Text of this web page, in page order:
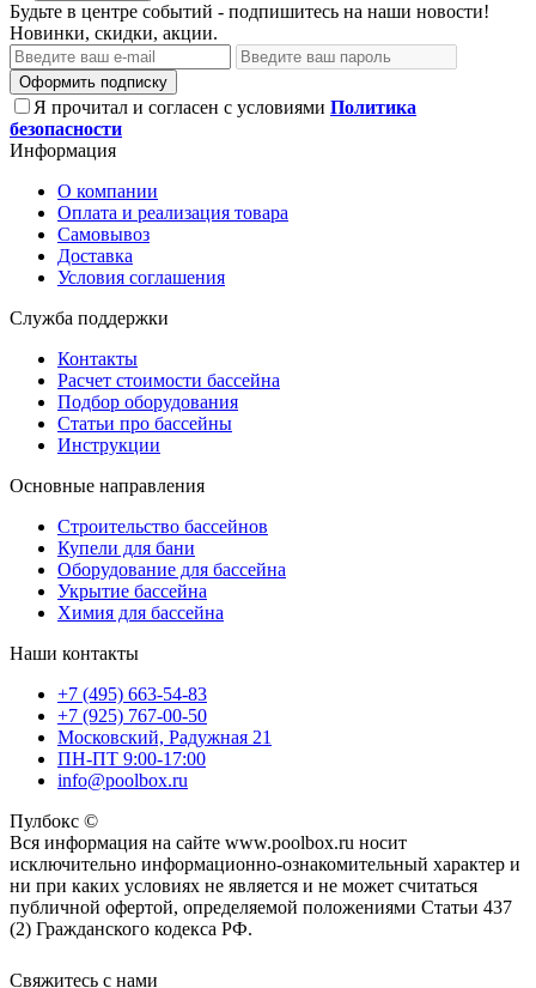
Будьте в центре событий - подпишитесь на наши новости!
Новинки, скидки, акции.
Оформить подписку
Я прочитал и согласен с условиями Политика
безопасности
Информация
О компании
Оплата и реализация товара
Самовывоз
Доставка
Условия соглашения
Служба поддержки
Контакты
Расчет стоимости бассейна
Подбор оборудования
Статьи про бассейны
Инструкции
Основные направления
Строительство бассейнов
Купели для бани
Оборудование для бассейна
Укрытие бассейна
Химия для бассейна
Наши контакты
+7 (495) 663-54-83
+7 (925) 767-00-50
Московский, Радужная 21
ПН-ПТ 9:00-17:00
info@poolbox.ru
Пулбокс ©
Вся информация на сайте www.poolbox.ru носит
исключительно информационно-ознакомительный характер и
ни при каких условиях не является и не может считаться
публичной офертой, определяемой положениями Статьи 437
(2) Гражданского кодекса РФ.
Свяжитесь с нами